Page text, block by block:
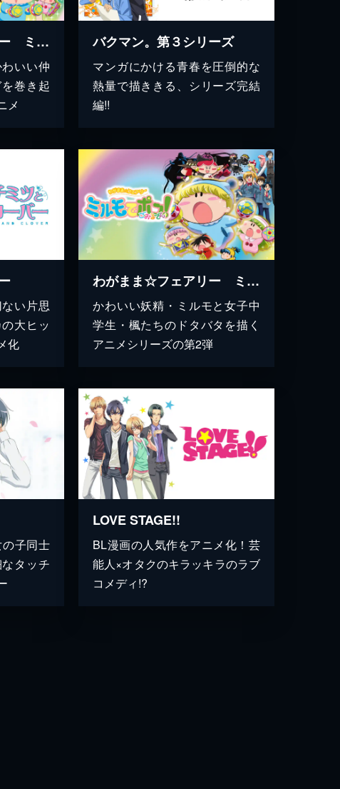
わがまま☆フェアリー ミルモでポン！
いい仲
巻き起
メ
バクマン。第３シリーズ
マンガにかける青春を圧倒的な
熱量で描ききる、シリーズ完結
編!!
い片思
大ヒッ
化
わがまま☆フェアリー ミルモでポン！ ごおるでん
かわいい妖精・ミルモと女子中
学生・楓たちのドタバタを描く
アニメシリーズの第2弾
子同士
タッチ
LOVE STAGE!!
BL漫画の人気作をアニメ化！芸
能人×オタクのキラッキラのラブ
コメディ!?